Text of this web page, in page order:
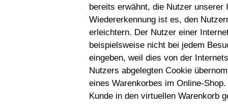
bereits erwähnt, die Nutzer
Wiedererkennung ist es, den
erleichtern. Der Nutzer einer
beispielsweise nicht bei jedem
eingeben, weil dies von der
Nutzers abgelegten Cookie
eines Warenkorbes im Online-
Kunde in den virtuellen Warenkorb